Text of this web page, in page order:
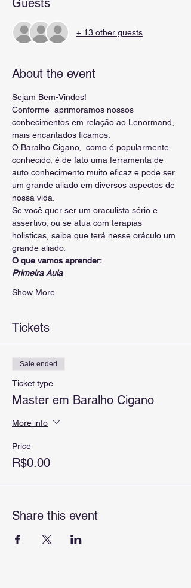
Guests
+ 13 other guests
About the event
Sejam Bem-Vindos!
Conforme  aprimoramos nossos
conhecimentos em relação ao Lenormand,
mais encantados ficamos.
O Baralho Cigano,  como é popularmente
conhecido, é de fato uma ferramenta de
auto conhecimento muito eficaz e pode ser
um grande aliado em diversos aspectos de
nossa vida.
Se você quer ser um oraculista sério e
assertivo, ou se atua com terapias
holisticas, saiba que terá nesse oráculo um
grande aliado.
O que vamos aprender:
Primeira Aula
Show More
Tickets
Sale ended
Ticket type
Master em Baralho Cigano
More info
Price
R$0.00
Share this event